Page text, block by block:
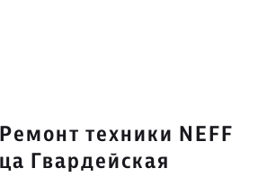
техники NEFF
Гвардейская